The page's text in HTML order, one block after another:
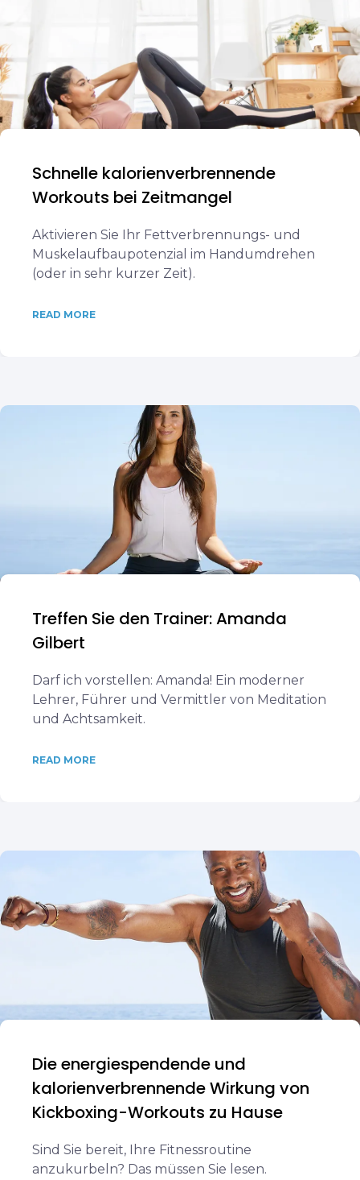
Schnelle kalorienverbrennende
Workouts bei Zeitmangel
Aktivieren Sie Ihr Fettverbrennungs- und
Muskelaufbaupotenzial im Handumdrehen
(oder in sehr kurzer Zeit).
READ MORE
Treffen Sie den Trainer: Amanda
Gilbert
Darf ich vorstellen: Amanda! Ein moderner
Lehrer, Führer und Vermittler von Meditation
und Achtsamkeit.
READ MORE
Die energiespendende und
kalorienverbrennende Wirkung von
Kickboxing-Workouts zu Hause
Sind Sie bereit, Ihre Fitnessroutine
anzukurbeln? Das müssen Sie lesen.